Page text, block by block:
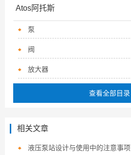
Atos阿托斯
泵
阀
放大器
查看全部目录
相关文章
液压泵站设计与使用中的注意事项